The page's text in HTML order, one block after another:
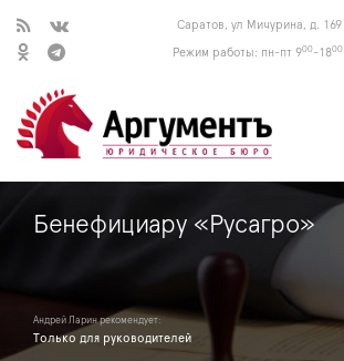
Саратов, ул Мичурина, д. 169
Режим работы: пн-пт 900-1800
Бенефициару «Русагро»
Андрей Ларин рекомендует:
Только для руководителей